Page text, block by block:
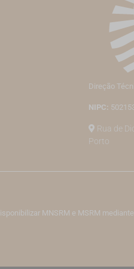
Direção
NIPC:
Rua de
Porto
MNSRM e MSRM